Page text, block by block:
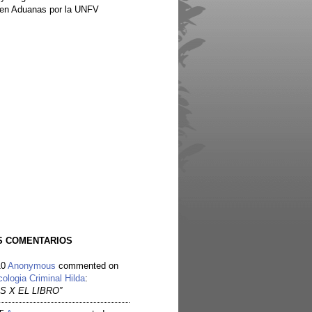
Aduanas por la UNFV
COMENTARIOS
Anonymous commented on
Criminal Hilda:
X EL LIBRO”